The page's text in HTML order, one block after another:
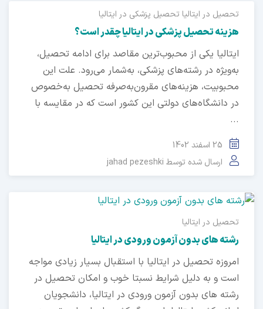
تحصیل در ایتالیاتحصیل پزشکی در ایتالیا
هزینه تحصیل پزشکی در ایتالیا چقدر است؟
ایتالیا یکی از محبوب‌ترین مقاصد برای ادامه تحصیل،
به‌ویژه در رشته‌های پزشکی، به‌شمار می‌رود. علت این
محبوبیت، هزینه‌های مقرون‌به‌صرفه تحصیل به‌خصوص
در دانشگاه‌های دولتی این کشور است که در مقایسه با
25 اسفند 1402
ارسال شده توسطjahad pezeshki
تحصیل در ایتالیا
رشته های بدون آزمون ورودی در ایتالیا
امروزه تحصیل در ایتالیا با استقبال بسیار زیادی مواجه
است و به دلیل شرایط نسبتا خوب و امکان تحصیل در
رشته های بدون آزمون ورودی در ایتالیا، دانشجویان